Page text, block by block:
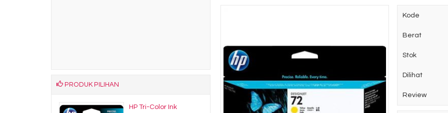
Kode
Berat
Stok
Dilihat
Review
PRODUK PILIHAN
HP Tri-Color Ink
HP Magenta Ink